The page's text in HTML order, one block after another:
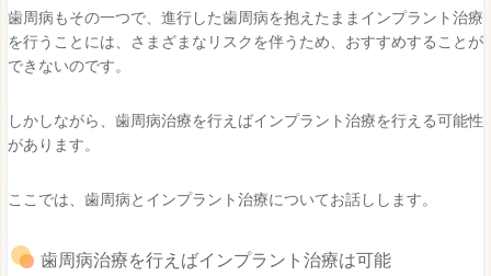
歯周病もその一つで、進行した歯周病を抱えたままインプラント治療
を行うことには、さまざまなリスクを伴うため、おすすめすることが
できないのです。
しかしながら、歯周病治療を行えばインプラント治療を行える可能性
があります。
ここでは、歯周病とインプラント治療についてお話しします。
歯周病治療を行えばインプラント治療は可能